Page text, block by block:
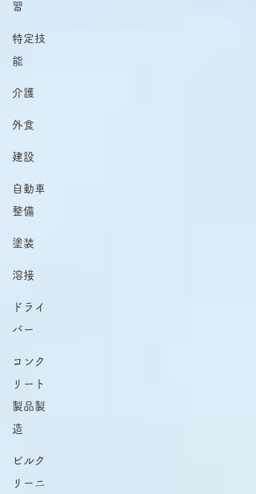
習
特定技
能
介護
外食
建設
自動車
整備
塗装
溶接
ドライ
バー
コンク
リート
製品製
造
ビルク
リーニ